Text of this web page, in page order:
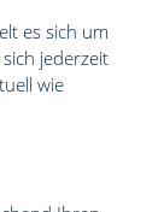
es sich um
jederzeit
wie